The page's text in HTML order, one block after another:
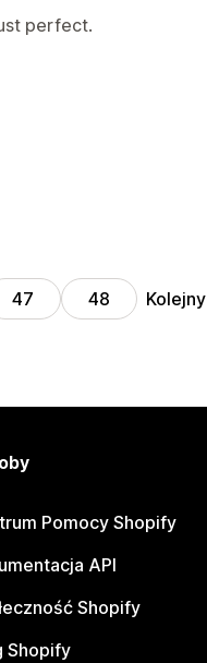
perfect.
47 48 Kolejny
Pomocy Shopify
API
Shopify
Shopify